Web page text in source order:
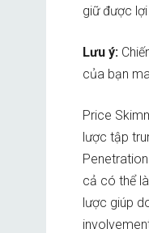
giữ được
Lưu ý:
của bạn
Price
lược tập
cả có thể
lược giúp